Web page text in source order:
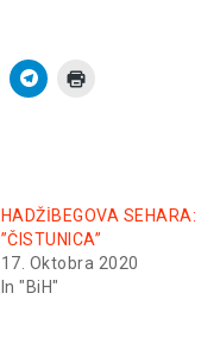
HADŽİBEGOVA SEHARA:
”ČISTUNICA”
17. Oktobra 2020
In "BiH"